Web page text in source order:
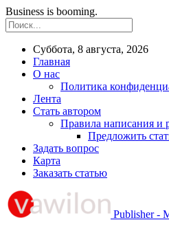
Business is booming.
Суббота, 8 августа, 2026
Главная
О нас
Политика
Лента
Стать автором
Правила написания и
Предложить
Задать вопрос
Карта
Заказать статью
Publisher -